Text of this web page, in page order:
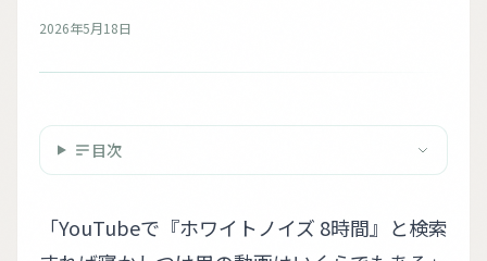
2026年5月18日
目次
「YouTubeで『ホワイトノイズ 8時間』と検索